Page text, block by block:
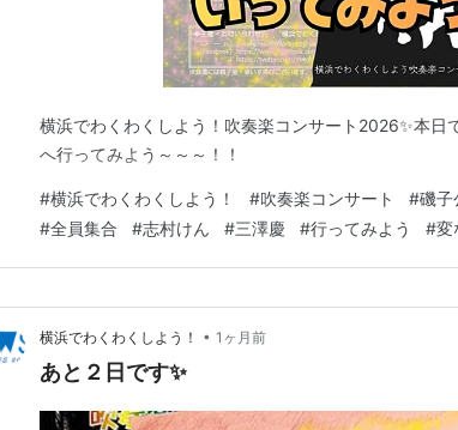
横浜でわくわくしよう！吹奏楽コンサート2026✨本日
へ行ってみよう～～～！！
#横浜でわくわくしよう！ #吹奏楽コンサート #磯子
#全員集合 #志村けん #三澤慶 #行ってみよう #変
横浜でわくわくしよう！ • 1ヶ月前
あと２日です✨